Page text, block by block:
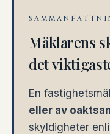
Mäklarens
det
En
eller av
skyldigheter